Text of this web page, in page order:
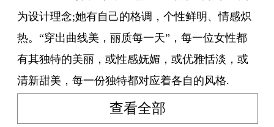
为设计理念;她有自己的格调，个性鲜明、情感炽
热。“穿出曲线美，丽质每一天”，每一位女性都
有其独特的美丽，或性感妩媚，或优雅恬淡，或
清新甜美，每一份独特都对应着各自的风格.
查看全部